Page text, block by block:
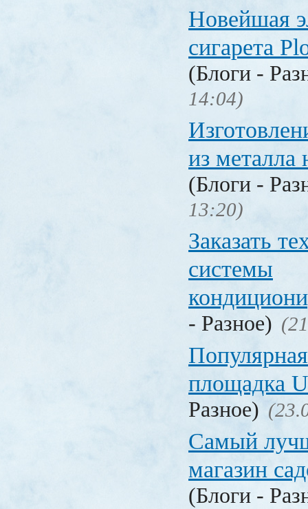
Новейшая
сигарета
(Блоги -
14:04)
из
(Блоги -
13:20)
Заказать
системы
- Разное)
площадка
Разное)
Самый
магазин
(Блоги -